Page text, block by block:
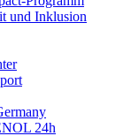
und Inklusion​
24h